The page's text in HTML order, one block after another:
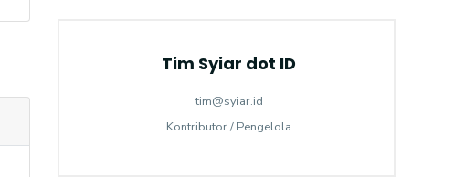
Tim Syiar dot ID
tim@syiar.id
Kontributor / Pengelola